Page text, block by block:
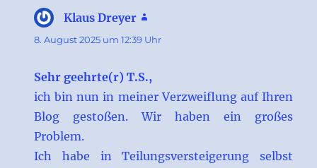
Klaus Dreyer
8. August 2025 um 12:39 Uhr
Sehr geehrte(r) T.S.,
ich bin nun in meiner Verzweiflung auf Ihren
Blog gestoßen. Wir haben ein großes
Problem.
Ich habe in Teilungsversteigerung selbst